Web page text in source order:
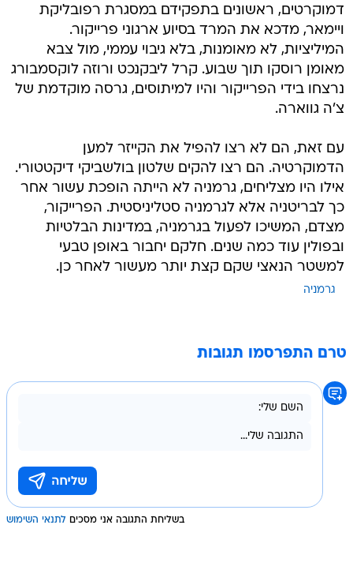
דמוקרטים, ראשונים בתפקידם במסגרת רפובליקת
ויימאר, מדכא את המרד בסיוע ארגוני פרייקור.
המיליציות, לא מאומנות, בלא גיבוי עממי, מול צבא
מאומן רוסקו תוך שבוע. קרל ליבקנכט ורוזה לוקסמבורג
נרצחו בידי הפרייקור והיו למיתוסים, גרסה מוקדמת של
צ'ה גווארה.
עם זאת, הם לא רצו להפיל את הקייזר למען
הדמוקרטיה. הם רצו להקים שלטון בולשביקי דיקטטורי.
אילו היו מצליחים, גרמניה לא הייתה הופכת עשור אחר
כך לבריטניה אלא לגרמניה סטליניסטית. הפרייקור,
מצדם, המשיכו לפעול בגרמניה, במדינות הבלטיות
ובפולין עוד כמה שנים. חלקם יחבור באופן טבעי
למשטר הנאצי שקם קצת יותר מעשור לאחר כן.
גרמניה
טרם התפרסמו תגובות
בשליחת התגובה אני מסכים לתנאי השימוש